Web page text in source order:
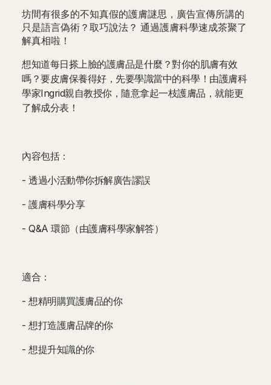
坊間有很多的不知真假的護膚謎思，廣告宣傳所講的
只是語言偽術？取巧說法？ 通過護膚科學速成茶聚了
解真相啦！
想知道每日搽上臉的護膚品是什麼？對你的肌膚有效
嗎？要皮膚保養得好，先要學識當中的科學！由護膚科
學家Ingrid親自教授你，隨意拿起一枝護膚品，就能更
了解成分表！
內容包括：
- 透過小活動帶你拆解廣告謬誤
- 護膚科學分享
- Q&A 環節（由護膚科學家解答）
適合：
- 想精明購買護膚品的你
- 想打造護膚品牌的你
- 想提升知識的你